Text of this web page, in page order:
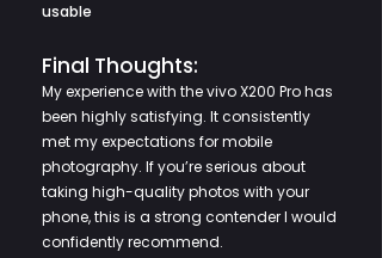
usable
Final Thoughts:
My experience with the vivo X200 Pro has
been highly satisfying. It consistently
met my expectations for mobile
photography. If you’re serious about
taking high-quality photos with your
phone, this is a strong contender I would
confidently recommend.